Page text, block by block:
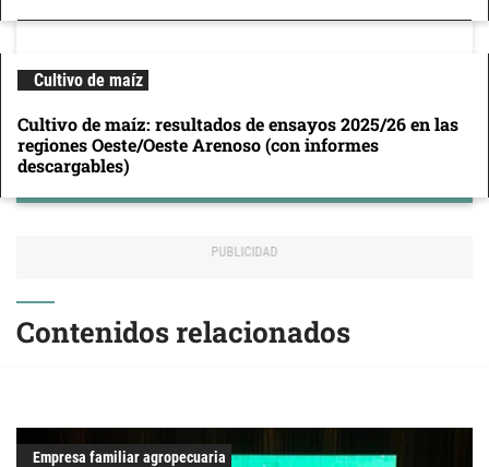
Cultivo de maíz
Cultivo de maíz: resultados de ensayos 2025/26 en las
regiones Oeste/Oeste Arenoso (con informes
descargables)
Contenidos relacionados
Empresa familiar agropecuaria